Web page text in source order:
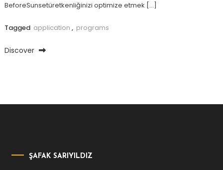
BeforeSunsetüretkenliğinizi optimize etmek […]
Tagged application , programs
Discover
ŞAFAK SARIYILDIZ